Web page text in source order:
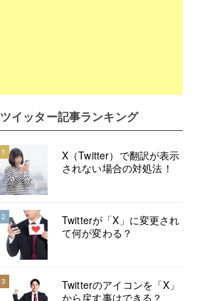
ツイッター記事ランキング
1
X（Twitter）で翻訳が表示
されない場合の対処法！
2
Twitterが「X」に変更され
て何が変わる？
3
Twitterのアイコンを「X」
から戻す事はできる？